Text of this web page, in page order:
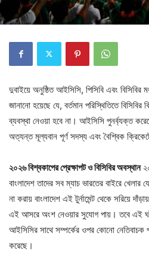
দুবাইয়ে অনুষ্ঠিত আইসিসি, পিসিবি এবং
জানানো হয়েছে যে, বর্তমান পরিস্থিতিতে
ব্যবস্থা নেওয়া হবে না। আইসিসি পুনর্ব্যক্ত
অত্যন্ত মূল্যবান পূর্ণ সদস্য এবং বৈশ্বিক
২০২৬ বিশ্বকাপের প্রেক্ষাপট ও বিসিবির অবস্থান
বাংলাদেশ তাদের সব ম্যাচ ভারতের বাইরে
না করায় বাংলাদেশ এই টুর্নামেন্ট থেকে সরিয়ে
এই আসরে অংশ নেওয়ার সুযোগ পায়। তবে এই
আইসিসির সাথে সম্পর্কের ওপর কোনো নেতিবাচক
করেছে।